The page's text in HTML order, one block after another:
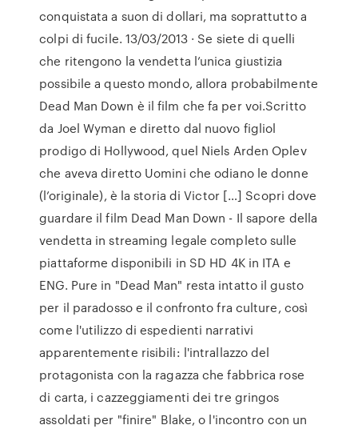
conquistata a suon di dollari, ma soprattutto a
colpi di fucile. 13/03/2013 · Se siete di quelli
che ritengono la vendetta l’unica giustizia
possibile a questo mondo, allora probabilmente
Dead Man Down è il film che fa per voi.Scritto
da Joel Wyman e diretto dal nuovo figliol
prodigo di Hollywood, quel Niels Arden Oplev
che aveva diretto Uomini che odiano le donne
(l’originale), è la storia di Victor […] Scopri dove
guardare il film Dead Man Down - Il sapore della
vendetta in streaming legale completo sulle
piattaforme disponibili in SD HD 4K in ITA e
ENG. Pure in "Dead Man" resta intatto il gusto
per il paradosso e il confronto fra culture, così
come l'utilizzo di espedienti narrativi
apparentemente risibili: l'intrallazzo del
protagonista con la ragazza che fabbrica rose
di carta, i cazzeggiamenti dei tre gringos
assoldati per "finire" Blake, o l'incontro con un